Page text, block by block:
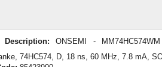
Description: ONSEMI -
74HC574, D, 18 ns, 60 MHz, 7.8 mA,